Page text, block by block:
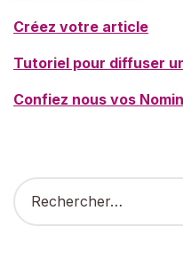
Créez votre article
Tutoriel pour diffuser
Confiez nous vos
R
e